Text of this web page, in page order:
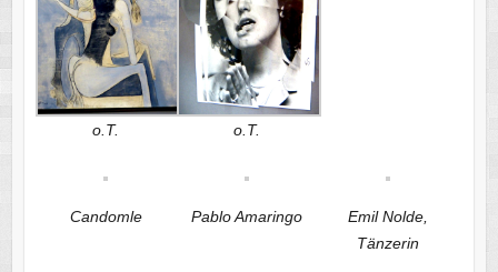
o.T. o.T.
Candomle Pablo Amaringo
Emil Nolde,
Tänzerin